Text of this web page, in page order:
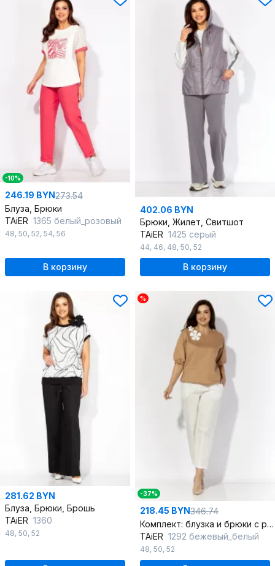
-10%
246.19 BYN273.54
Блуза, Брюки
TAiER 1365 белый_розовый
48, 50, 52, 54, 56
В корзину
402.06 BYN
Брюки, Жилет, Свитшот
TAiER 1425 серый
44, 46, 48, 50, 52
В корзину
281.62 BYN
Блуза, Брюки, Брошь
TAiER 1360
48, 50, 52
%
-37%
218.45 BYN346.74
Комплект: блузка и брюки с резинками и декоративной брошью
TAiER 1292 бежевый_белый
48, 50, 52